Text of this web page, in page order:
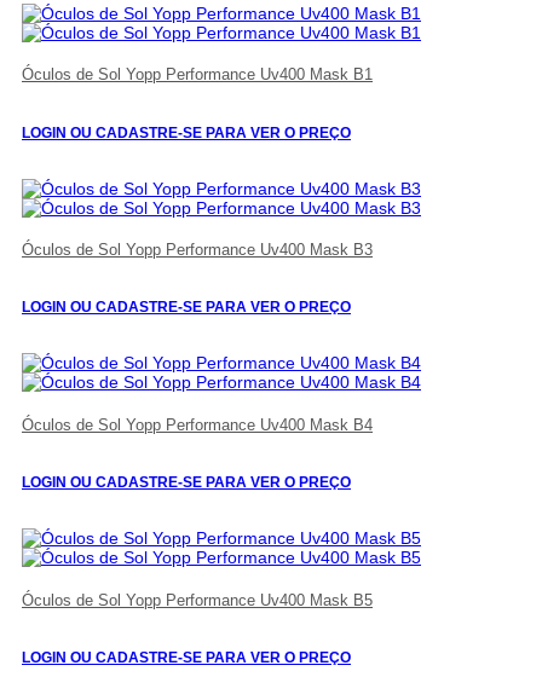
Óculos de Sol Yopp Performance Uv400 Mask B1
LOGIN OU CADASTRE-SE PARA VER O PREÇO
Óculos de Sol Yopp Performance Uv400 Mask B3
LOGIN OU CADASTRE-SE PARA VER O PREÇO
Óculos de Sol Yopp Performance Uv400 Mask B4
LOGIN OU CADASTRE-SE PARA VER O PREÇO
Óculos de Sol Yopp Performance Uv400 Mask B5
LOGIN OU CADASTRE-SE PARA VER O PREÇO